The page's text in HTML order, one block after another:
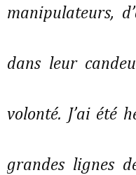
manipulateurs,
dans leur
volonté. J’ai été
grandes lignes